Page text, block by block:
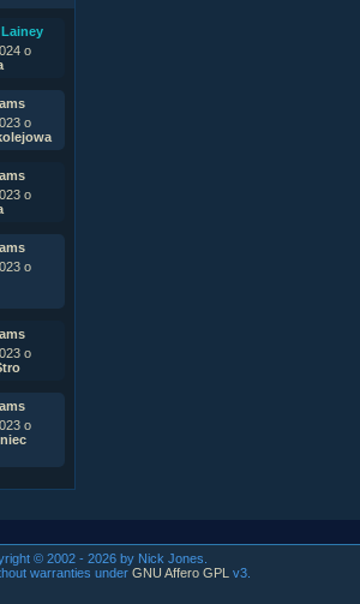
o
o
o
o
o
o
© 2002 - 2026 by Nick Jones.
warranties under GNU Affero GPL
v3.